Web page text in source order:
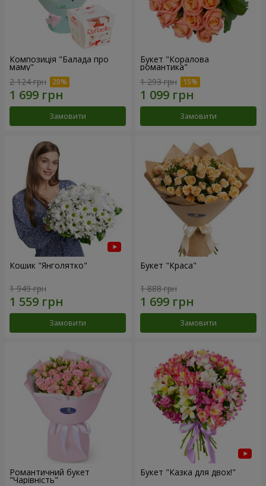
Композиція "Балада про
маму"
2 124 грн
Замовити
Букет "Коралова
романтика"
1 293 грн
Замовити
Кошик "Янголятко"
1 949 грн
Замовити
Букет "Краса"
1 888 грн
Замовити
Романтичний букет
"Чарівність"
Букет "Казка для двох!"